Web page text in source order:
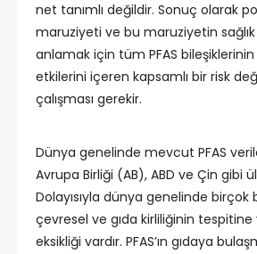
net tanımlı değildir. Sonuç olarak
maruziyeti ve bu maruziyetin
anlamak için tüm PFAS
etkilerini içeren kapsamlı bir risk
çalışması gerekir.
Dünya genelinde mevcut PFAS
Avrupa Birliği (AB), ABD ve Çin gibi
Dolayısıyla dünya genelinde birçok
çevresel ve gıda kirliliğinin tespitine
eksikliği vardır. PFAS’ın gıdaya